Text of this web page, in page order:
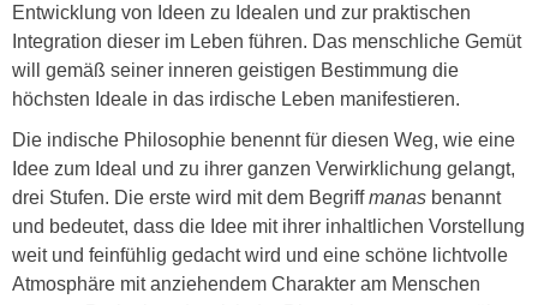
Entwicklung von Ideen zu Idealen und zur praktischen
Integration dieser im Leben führen. Das menschliche Gemüt
will gemäß seiner inneren geistigen Bestimmung die
höchsten Ideale in das irdische Leben manifestieren.
Die indische Philosophie benennt für diesen Weg, wie eine
Idee zum Ideal und zu ihrer ganzen Verwirklichung gelangt,
drei Stufen. Die erste wird mit dem Begriffmanas benannt
und bedeutet, dass die Idee mit ihrer inhaltlichen Vorstellung
weit und feinfühlig gedacht wird und eine schöne lichtvolle
Atmosphäre mit anziehendem Charakter am Menschen